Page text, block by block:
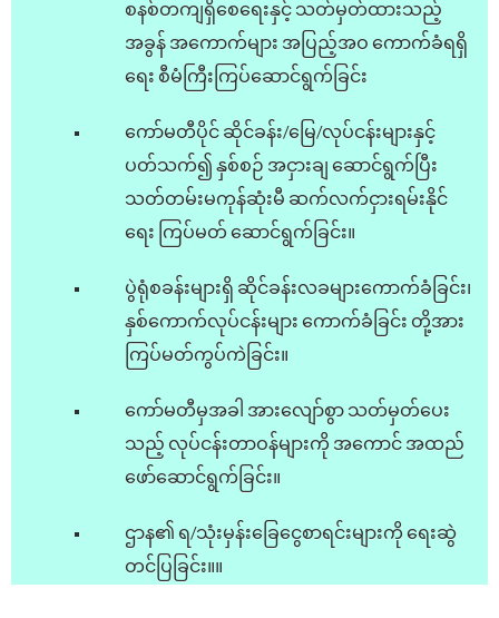
စနစ်တကျရှိစေရေးနှင့် သတ်မှတ်ထားသည့်
အခွန် အကောက်များ အပြည့်အဝ ကောက်ခံရရှိ
ရေး စီမံကြီးကြပ်ဆောင်ရွက်ခြင်း
ကော်မတီပိုင် ဆိုင်ခန်း/မြေ/လုပ်ငန်းများနှင့်
ပတ်သက်၍ နှစ်စဉ် အငှားချ ဆောင်ရွက်ပြီး
သတ်တမ်းမကုန်ဆုံးမီ ဆက်လက်ငှားရမ်းနိုင်
ရေး ကြပ်မတ် ဆောင်ရွက်ခြင်း။
ပွဲရုံစခန်းများရှိ ဆိုင်ခန်းလခများကောက်ခံခြင်း၊
နှစ်ကောက်လုပ်ငန်းများ ကောက်ခံခြင်း တို့အား
ကြပ်မတ်ကွပ်ကဲခြင်း။
ကော်မတီမှအခါ အား‌လျော်စွာ သတ်မှတ်‌ပေး
သည့် လုပ်ငန်းတာဝန်များကို အကောင် အထည်‌
ဖော်‌ဆောင်ရွက်ခြင်း။
ဌာန၏ ရ/သုံးမှန်း‌ခြေ‌ငွေစာရင်းများကို ရေးဆွဲ
တင်ပြခြင်း။။